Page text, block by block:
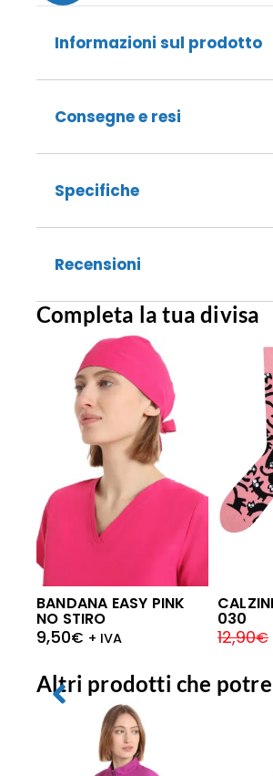
Informazioni sul prodotto
Consegne e resi
Specifiche
Recensioni
Completa la tua divisa
BANDANA EASY PINK
NO STIRO
9,50€ + IVA
030
12,90€
Altri prodotti che